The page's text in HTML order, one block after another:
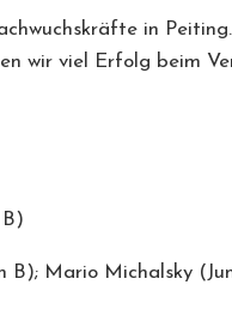
in
wir viel Erfolg beim
B); Mario Michalsky